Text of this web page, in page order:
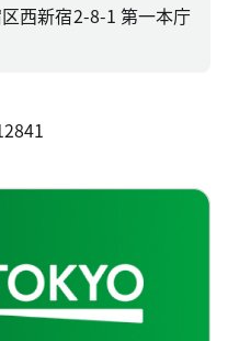
西新宿2-8-1 第一本庁